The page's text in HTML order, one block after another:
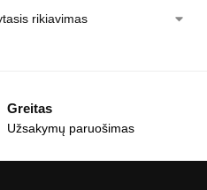
Greitas
Užsakymų paruošimas